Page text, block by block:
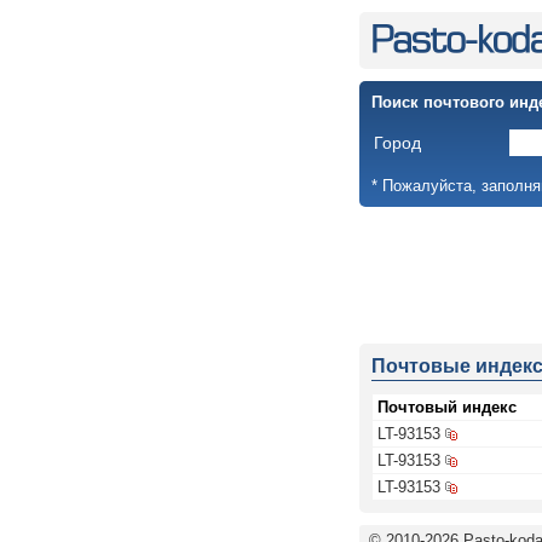
Поиск почтового
Город
* Пожалуйста,
Почтовые
Почтовый индекс
LT-93153
LT-93153
LT-93153